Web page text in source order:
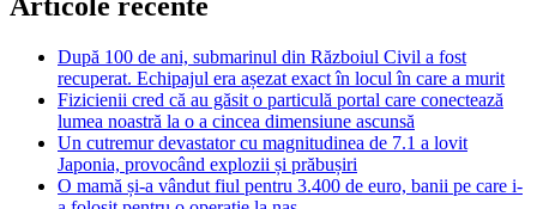
Articole recente
După 100 de ani, submarinul din Războiul Civil a fost
recuperat. Echipajul era așezat exact în locul în care a murit
Fizicienii cred că au găsit o particulă portal care conectează
lumea noastră la o a cincea dimensiune ascunsă
Un cutremur devastator cu magnitudinea de 7.1 a lovit
Japonia, provocând explozii și prăbușiri
O mamă și-a vândut fiul pentru 3.400 de euro, banii pe care i-